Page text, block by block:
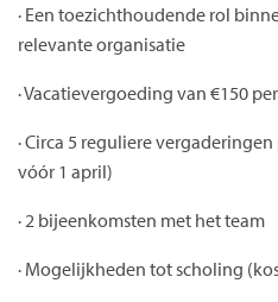
· Een toezichthoudende rol
relevante organisatie
· Vacatievergoeding van €150
· Circa 5 reguliere
vóór 1 april)
· 2 bijeenkomsten met het team
· Mogelijkheden tot scholing